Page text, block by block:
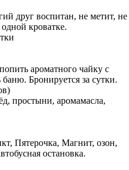
друг воспитан, не метит, не
кроватке.
ароматного чайку с
Бронируется за сутки.
простыни, аромамасла,
Пятерочка, Магнит, озон,
остановка.